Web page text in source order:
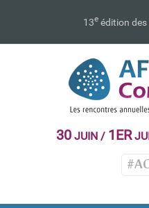
13e édition des
30JUIN / 1ER